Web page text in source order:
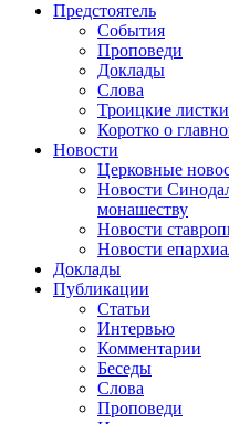
Предстоятель
События
Проповеди
Доклады
Слова
Троицкие листки
Коротко о
Новости
Церковные
Новости
монашеству
Новости
Новости
Доклады
Публикации
Статьи
Интервью
Комментарии
Беседы
Слова
Проповеди